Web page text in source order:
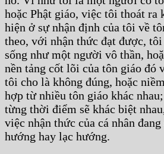
hoặc Phật giáo, việc tôi thoát ra
hiện ở sự nhận định của tôi về
theo, với nhận thức đạt được,
sống như một người vô thần,
nền tảng cốt lõi của tôn giáo đó
tôi cho là không đúng, hoặc
hợp từ nhiều tôn giáo khác
từng thời điểm sẽ khác biệt
việc nhận thức của cá nhân
hướng hay lạc hướng.